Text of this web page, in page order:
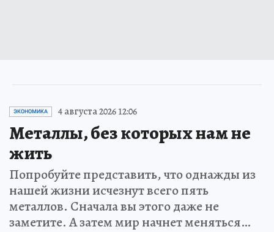
ЭКОНОМИКА 4 августа 2026 12:06
Металлы, без которых нам не
жить
Попробуйте представить, что однажды из
нашей жизни исчезнут всего пять
металлов. Сначала вы этого даже не
заметите. А затем мир начнет меняться…